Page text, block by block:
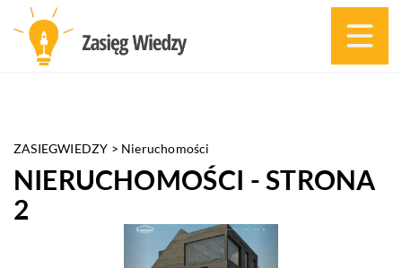
ZASIEGWIEDZY > Nieruchomości
NIERUCHOMOŚCI - STRONA
2